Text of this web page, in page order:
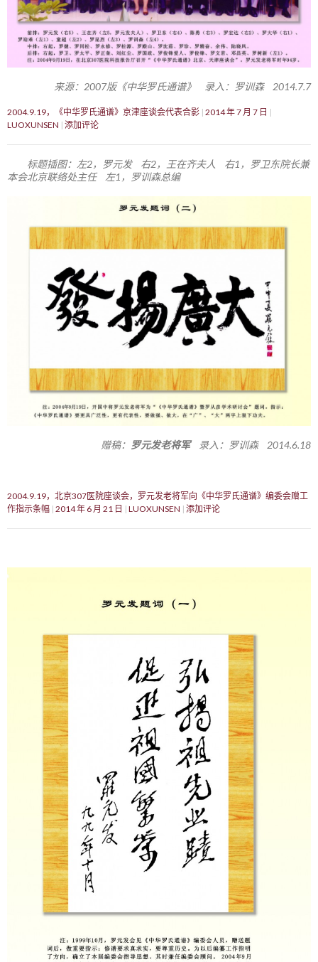
来源：2007版《中华罗氏通谱》 录入：罗训森 2014.7.7
2004.9.19，《中华罗氏通谱》京津座谈会代表合影 2014 年 7 月 7 日
LUOXUNSEN 添加评论
标题插图：左2，罗元发 右2，王在齐夫人 右1，罗卫东院长兼
本会北京联络处主任 左1，罗训森总编
赠稿： 罗元发老将军录入：罗训森 2014.6.18
2004.9.19，北京307医院座谈会，罗元发老将军向《中华罗氏通谱》编委会赠工
作指示条幅 2014 年 6 月 21 日 LUOXUNSEN 添加评论